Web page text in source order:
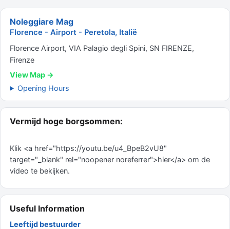
Noleggiare Mag
Florence - Airport - Peretola, Italië
Florence Airport, VIA Palagio degli Spini, SN FIRENZE,
Firenze
View Map →
Opening Hours
Vermijd hoge borgsommen:
Klik <a href="https://youtu.be/u4_BpeB2vU8"
target="_blank" rel="noopener noreferrer">hier</a> om de
video te bekijken.
Useful Information
Leeftijd bestuurder